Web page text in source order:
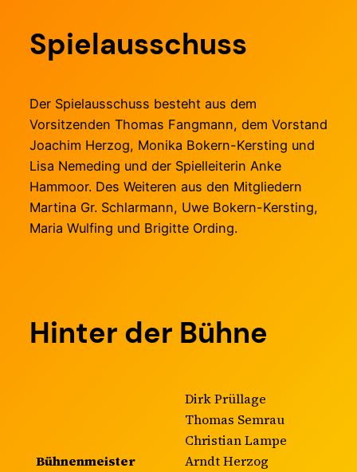
Spielausschuss
Der Spielausschuss besteht aus dem
Vorsitzenden Thomas Fangmann, dem Vorstand
Joachim Herzog, Monika Bokern-Kersting und
Lisa Nemeding und der Spielleiterin Anke
Hammoor. Des Weiteren aus den Mitgliedern
Martina Gr. Schlarmann, Uwe Bokern-Kersting,
Maria Wulfing und Brigitte Ording.
Hinter der Bühne
Bühnenmeister
Dirk Prüllage
Thomas Semrau
Christian Lampe
Arndt Herzog